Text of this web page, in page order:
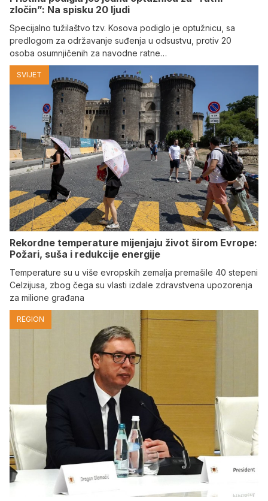
zločin”: Na spisku 20 ljudi
Specijalno tužilaštvo tzv. Kosova podiglo je optužnicu, sa
predlogom za održavanje suđenja u odsustvu, protiv 20
osoba osumnjičenih za navodne ratne…
SVIJET
Rekordne temperature mijenjaju život širom Evrope:
Požari, suša i redukcije energije
Temperature su u više evropskih zemalja premašile 40 stepeni
Celzijusa, zbog čega su vlasti izdale zdravstvena upozorenja
za milione građana
REGION